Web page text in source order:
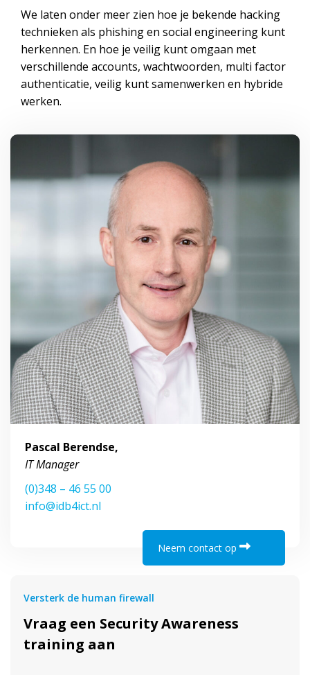
We laten onder meer zien hoe je bekende hacking
technieken als phishing en social engineering kunt
herkennen. En hoe je veilig kunt omgaan met
verschillende accounts, wachtwoorden, multi factor
authenticatie, veilig kunt samenwerken en hybride
werken.
Pascal Berendse,
IT Manager
(0)348 – 46 55 00
info@idb4ict.nl
Neem contact op
Versterk de human firewall
Vraag een Security Awareness
training aan